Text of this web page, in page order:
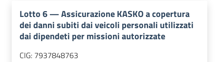
Lotto6—Assicurazione KASKO a copertura
dei danni subiti dai veicoli personali utilizzati
dai dipendeti per missioni autorizzate
CIG: 7937848763